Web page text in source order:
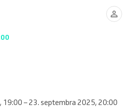
– 23. septembra 2025, 20:00